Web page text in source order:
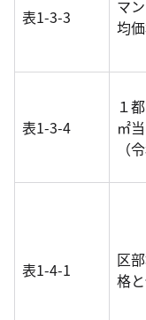
表1-3-3
マ
均
表1-3-4
１
㎡
（
表1-4-1
区
格